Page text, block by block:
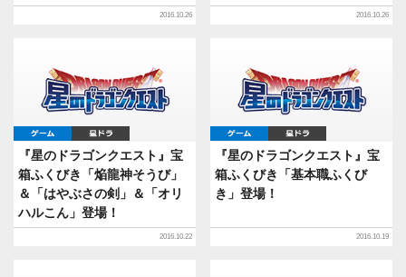
2016.10.26 2016.10.26
ゲーム
『星のドラゴンクエスト』宝
箱ふくびき「焔龍神そうび」
＆「はやぶさの剣」＆「オリ
ハルこん」登場！
2016.10.22
ゲーム
『星のドラゴンクエスト』宝
箱ふくびき「基本職ふくび
き」登場！
2016.10.19